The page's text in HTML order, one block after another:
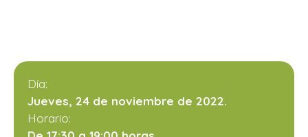
Día:
Jueves, 24 de noviembre de 2022.
Horario: